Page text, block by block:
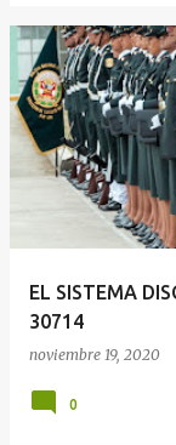
EL SISTEMA
30714
noviembre 19, 2020
0